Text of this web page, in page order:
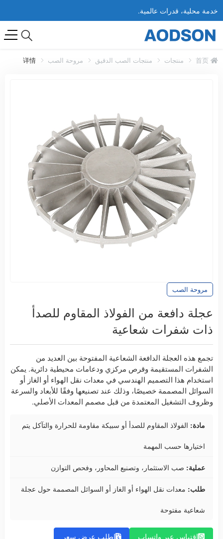
خدمة محلية، قدرات عالمية.
منتجات منتجات الصب الدقيق مروحة الصب 详情
مروحة الصب
عجلة دافعة من الفولاذ المقاوم للصدأ
ذات شفرات شعاعية
تجمع هذه العجلة الدافعة الشعاعية المفتوحة بين العديد من
الشفرات المستقيمة وقرص مركزي ودعامات محيطية دائرية. يمكن
استخدام هذا التصميم الهندسي في معدات نقل الهواء أو الغاز أو
السوائل المصممة خصيصًا، وذلك عند تصنيعها وفقًا للأبعاد والسرعة
وظروف التشغيل المعتمدة من قبل مصمم المعدات الأصلي.
مادة: الفولاذ المقاوم للصدأ أو سبيكة مقاومة للحرارة والتآكل يتم
اختيارها حسب المهمة
عملية: صب الاستثمار، وتصنيع المحاور، وفحص التوازن
طلب: معدات نقل الهواء أو الغاز أو السوائل المصممة حول عجلة
شعاعية مفتوحة
اقتباس عبر واتساب
اطلب عرض سعر